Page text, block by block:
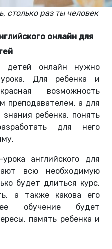
столько раз ты человек
онлайн для
детей онлайн нужно
Для ребенка и
возможность
преподавателем, а для
ребенка, понять
для него
английского для
всю необходимую
будет длиться курс,
а также какова его
обучение будет
память ребенка и